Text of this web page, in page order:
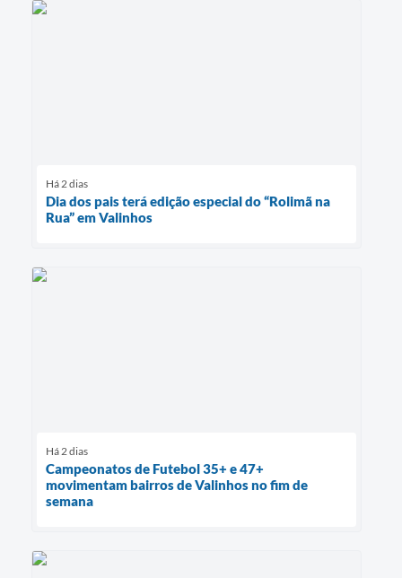
Há 2 dias
Dia dos pais terá edição especial do “Rolimã na
Rua” em Valinhos
Há 2 dias
Campeonatos de Futebol 35+ e 47+
movimentam bairros de Valinhos no fim de
semana